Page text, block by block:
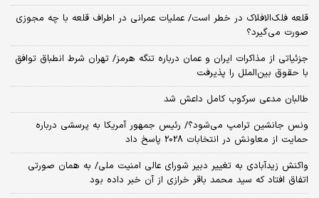
قلعه فلک‌الافلاک در خطر است/ عملیات عمرانی در اطراف قلعه با چه مجوزی
صورت می‌گیرد؟
جزئیاتی از مذاکرات ایران و عمان درباره تنگه هرمز/ تهران شرط انطباق توافق
با حقوق بین‌الملل را پذیرفت
طالبان مدعی سرکوب کامل داعش شد
ونس جانشین ترامپ می‌شود؟/ رئیس جمهور آمریکا به پرسشی درباره
حمایت از معاونش در انتخابات 2028 پاسخ داد
واکنش زیدآبادی به تغییر دبیر شورای عالی امنیت ملی/ به همان صورتی
اتفاق افتاد که سید محمد باقر خرازی از آن خبر داده بود